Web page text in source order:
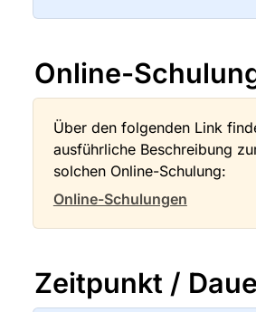
Online-
Über den folgenden Link
ausführliche Beschreibung
solchen Online-Schulung:
Online-Schulungen
Zeitpunkt /